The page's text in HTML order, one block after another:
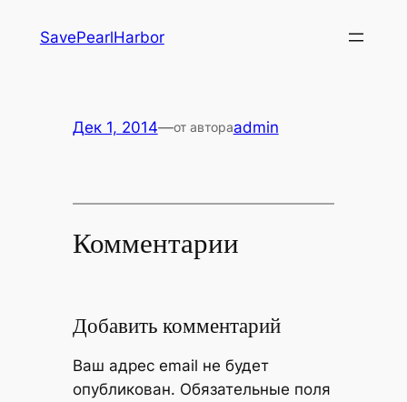
SavePearlHarbor
Дек 1, 2014—от автораadmin
Комментарии
Добавить комментарий
Ваш адрес email не будет
опубликован. Обязательные поля